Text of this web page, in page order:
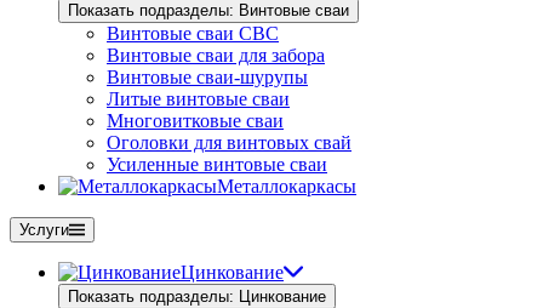
Показать подразделы: Винтовые сваи
Винтовые сваи СВС
Винтовые сваи для забора
Винтовые сваи-шурупы
Литые винтовые сваи
Многовитковые сваи
Оголовки для винтовых свай
Усиленные винтовые сваи
Металлокаркасы
Услуги
Цинкование
Показать подразделы: Цинкование